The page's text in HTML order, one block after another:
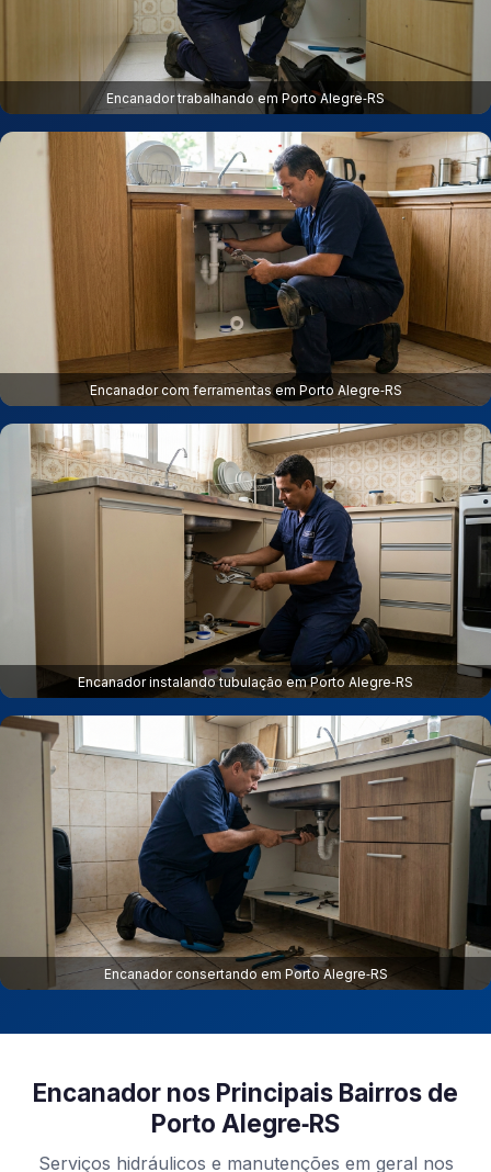
Encanador trabalhando em Porto Alegre‑RS
Encanador com ferramentas em Porto Alegre‑RS
Encanador instalando tubulação em Porto Alegre‑RS
Encanador consertando em Porto Alegre‑RS
Encanador nos Principais Bairros de
Porto Alegre‑RS
Serviços hidráulicos e manutenções em geral nos